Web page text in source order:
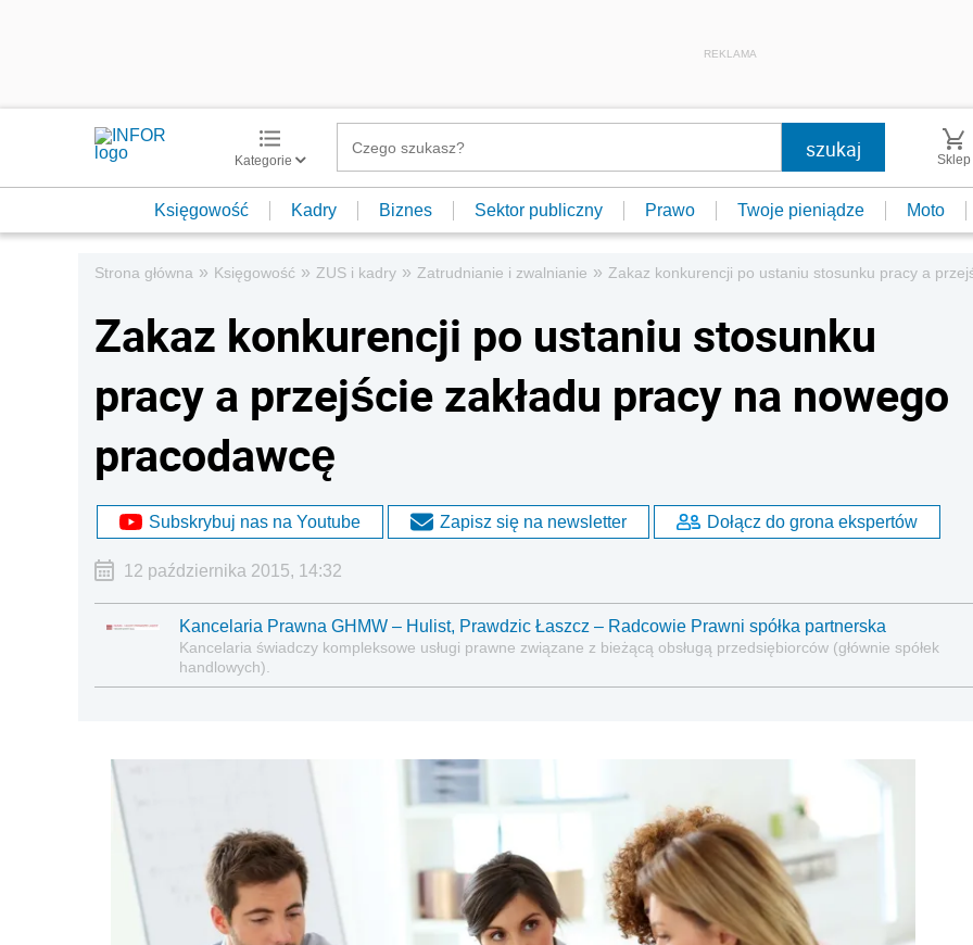
REKLAMA
Kategorie Sklep
Księgowość Kadry Biznes Sektor publiczny Prawo Twoje pieniądze Moto
Strona główna » Księgowość » ZUS i kadry » Zatrudnianie i zwalnianie » Zakaz konkurencji po ustaniu stosunku pracy a
Zakaz konkurencji po ustaniu stosunku
pracy a przejście zakładu pracy na nowego
pracodawcę
Subskrybuj nas na Youtube Zapisz się na newsletter Dołącz do grona ekspertów
12 października 2015, 14:32
Kancelaria Prawna GHMW – Hulist, Prawdzic Łaszcz – Radcowie Prawni spółka partnerska
Kancelaria świadczy kompleksowe usługi prawne związane z bieżącą obsługą przedsiębiorców (głównie spółek
handlowych).